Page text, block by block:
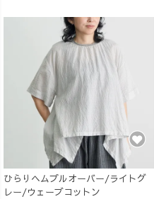
ひらりヘムプルオーバー/ライトグ
レー/ウェーブコットン